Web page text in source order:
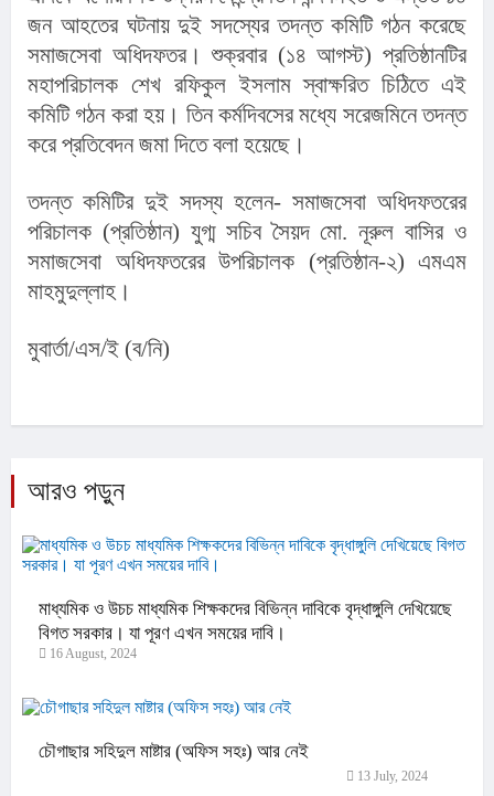
জন আহতের ঘটনায় দুই সদস্যের তদন্ত কমিটি গঠন করেছে
সমাজসেবা অধিদফতর। শুক্রবার (১৪ আগস্ট) প্রতিষ্ঠানটির
মহাপরিচালক শেখ রফিকুল ইসলাম স্বাক্ষরিত চিঠিতে এই
কমিটি গঠন করা হয়। তিন কর্মদিবসের মধ্যে সরেজমিনে তদন্ত
করে প্রতিবেদন জমা দিতে বলা হয়েছে।
তদন্ত কমিটির দুই সদস্য হলেন- সমাজসেবা অধিদফতরের
পরিচালক (প্রতিষ্ঠান) যুগ্ম সচিব সৈয়দ মো. নূরুল বাসির ও
সমাজসেবা অধিদফতরের উপরিচালক (প্রতিষ্ঠান-২) এমএম
মাহমুদুল্লাহ।
মুবার্তা/এস/ই (ব/নি)
আরও পড়ুন
মাধ্যমিক ও উচচ মাধ্যমিক শিক্ষকদের বিভিন্ন দাবিকে বৃদ্ধাঙ্গুলি দেখিয়েছে
বিগত সরকার। যা পূরণ এখন সময়ের দাবি।
16 August, 2024
চৌগাছার সহিদুল মাষ্টার (অফিস সহঃ) আর নেই
13 July, 2024